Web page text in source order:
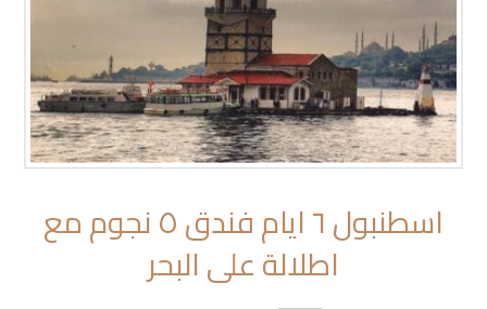
اسطنبول ٦ ايام فندق ٥ نجوم مع
اطلالة على البحر